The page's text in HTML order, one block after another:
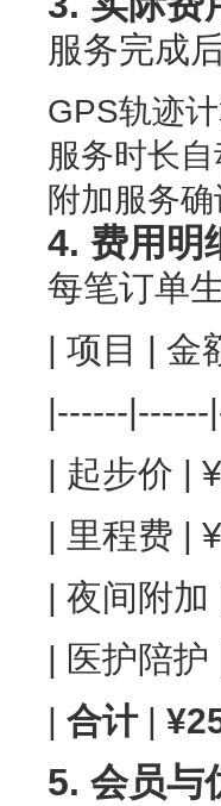
服务完成
GPS轨迹
服务时长
附加服务确
4. 费用明
每笔订单
| 项目 | 金
|------|------
| 起步价 |
| 里程费 |
| 夜间附
| 医护陪
合计|
5. 会员与